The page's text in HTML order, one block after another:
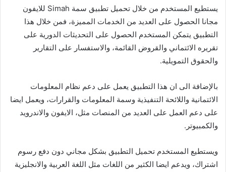
يستطيع المستخدم من خلال تحميل تطبيق سمة Simah للايفون
مجانا الحصول على العديد من الخدمات المميزة، فمن خلال هذا
التطبيق يتمكن المستخدم الحصول على التحديثات الدورية على
تقريره الائتماني والقروض القائمة، والاستفسار على التقارير
والحقوق التمويلية.
بالإضافة الى ان هذا التطبيق يعمل على دعم نظام المعلومات
الائتمانية واللائحة التنفيذية وسمة المعلومات والقرارات، ويعمل ايضا
على دعم العمل على العديد من المنصات مثل، الايفون والاندرويد
والكمبيوتر.
ويستطيع المستخدم تحميل التطبيق بشكل مجاني دون دفع رسوم
اشتراك، ويدعم ايضا الكثير من اللغات مثل اللغة العربية والانجليزية